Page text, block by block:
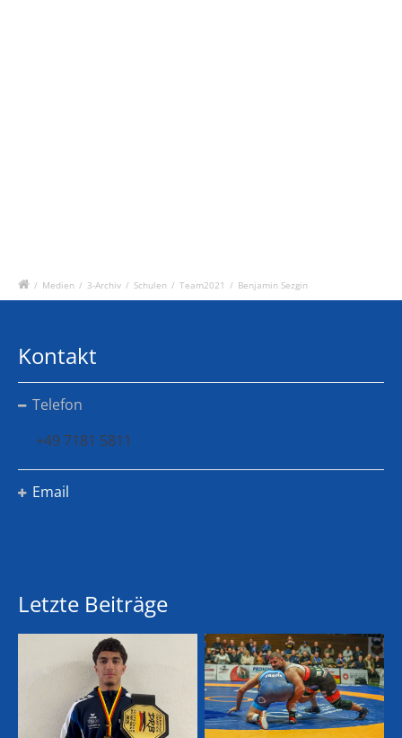
/ Medien / 3-Archiv / Schulen / Team2021 / Benjamin Sezgin
Kontakt
Telefon
+49 7181 5811
Email
Letzte Beiträge